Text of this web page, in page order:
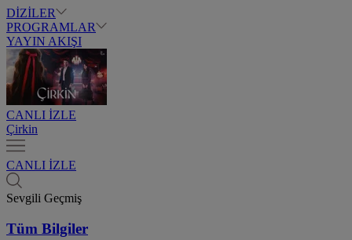
DİZİLER
PROGRAMLAR
YAYIN AKIŞI
CANLI İZLE
Çirkin
CANLI İZLE
Sevgili Geçmiş
Tüm Bilgiler